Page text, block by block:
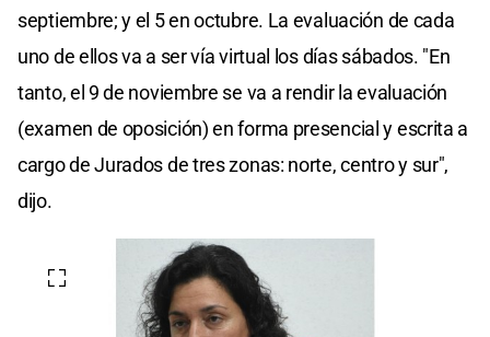
septiembre; y el 5 en octubre. La evaluación de cada
uno de ellos va a ser vía virtual los días sábados. "En
tanto, el 9 de noviembre se va a rendir la evaluación
(examen de oposición) en forma presencial y escrita a
cargo de Jurados de tres zonas: norte, centro y sur",
dijo.